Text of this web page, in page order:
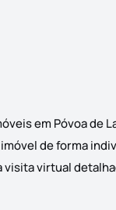
em Póvoa de
de forma
virtual